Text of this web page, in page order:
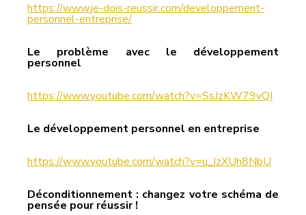
https://www.je-dois-reussir.com/developpement-
personnel-entreprise/
Le problème avec le développement
personnel
https://www.youtube.com/watch?v=SsJzKW79vQI
Le développement personnel en entreprise
https://www.youtube.com/watch?v=u_IzXUh8NbU
Déconditionnement : changez votre schéma de
pensée pour réussir !